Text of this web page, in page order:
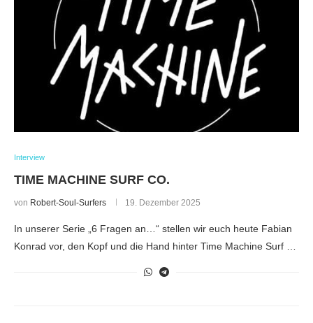
Interview
TIME MACHINE SURF CO.
von Robert-Soul-Surfers 19. Dezember 2025
In unserer Serie „6 Fragen an…“ stellen wir euch heute Fabian
Konrad vor, den Kopf und die Hand hinter Time Machine Surf …